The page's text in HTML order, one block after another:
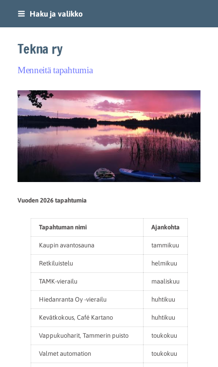
Siirry
sivun
sisältöön
Haku ja valikko
Tekna ry
Menneitä tapahtumia
Vuoden 2026 tapahtumia
Tapahtuman nimi Ajankohta
Kaupin avantosauna tammikuu
Retkiluistelu helmikuu
TAMK-vierailu maaliskuu
Hiedanranta Oy -vierailu huhtikuu
Kevätkokous, Café Kartano huhtikuu
Vappukuoharit, Tammerin puisto toukokuu
Valmet automation toukokuu